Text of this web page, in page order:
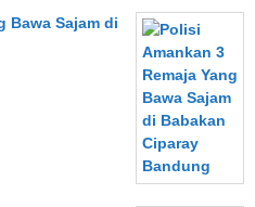
Bawa Sajam di